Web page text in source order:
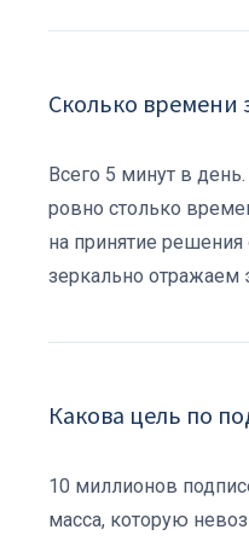
Сколько времени
Всего 5 минут в
ровно столько
на принятие
зеркально отражаем
Какова цель по
10 миллионов
масса, которую